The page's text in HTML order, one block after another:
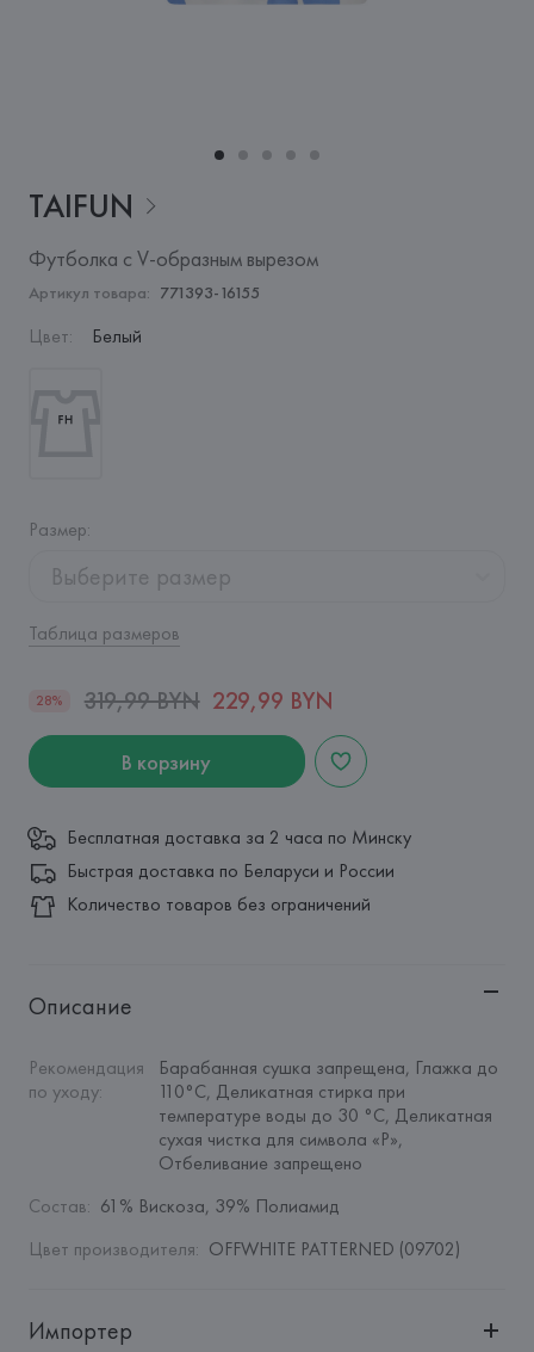
TAIFUN
Футболка с V-образным вырезом
Артикул товара: 771393-16155
Цвет: Белый
Размер:
Выберите размер
Таблица размеров
28% 319,99 BYN 229,99 BYN
В корзину
Бесплатная доставка за 2 часа по Минску
Быстрая доставка по Беларуси и России
Количество товаров без ограничений
Описание
Рекомендация
по уходу:
Барабанная сушка запрещена, Глажка до
110°C, Деликатная стирка при
температуре воды до 30 °C, Деликатная
сухая чистка для символа «P»,
Отбеливание запрещено
Состав: 61% Вискоза, 39% Полиамид
Цвет производителя: OFFWHITE PATTERNED (09702)
Импортер